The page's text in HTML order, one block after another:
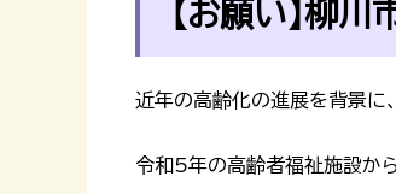
【お願い】柳
近年の高齢化の進展を背景に
令和5年の高齢者福祉施設か